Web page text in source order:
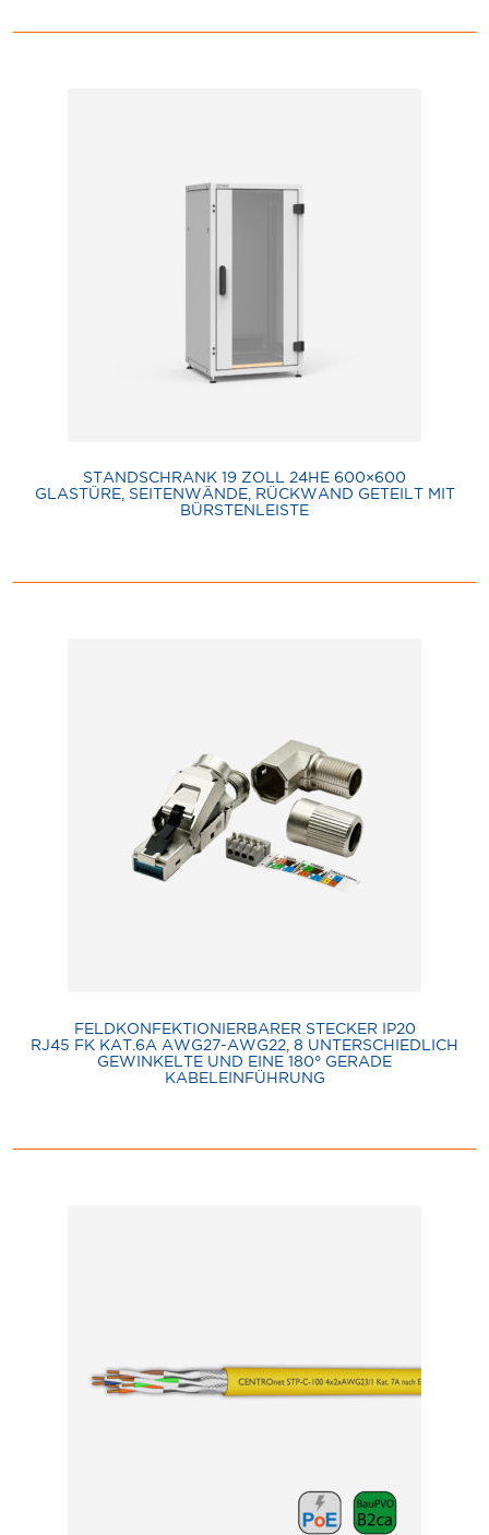
STANDSCHRANK 19 ZOLL 24HE 600×600
GLASTÜRE, SEITENWÄNDE, RÜCKWAND GETEILT MIT
BÜRSTENLEISTE
FELDKONFEKTIONIERBARER STECKER IP20
RJ45 FK KAT.6A AWG27-AWG22, 8 UNTERSCHIEDLICH
GEWINKELTE UND EINE 180° GERADE
KABELEINFÜHRUNG